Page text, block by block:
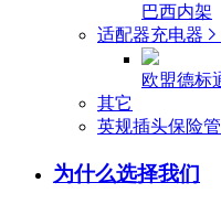
巴西内架
适配器充电器
欧盟德标
其它
英规插头保险管
为什么选择我们